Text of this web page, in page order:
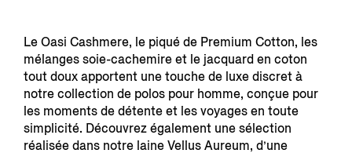
Le Oasi Cashmere, le piqué de Premium Cotton, les
mélanges soie-cachemire et le jacquard en coton
tout doux apportent une touche de luxe discret à
notre collection de polos pour homme, conçue pour
les moments de détente et les voyages en toute
simplicité. Découvrez également une sélection
réalisée dans notre laine Vellus Aureum, d’une